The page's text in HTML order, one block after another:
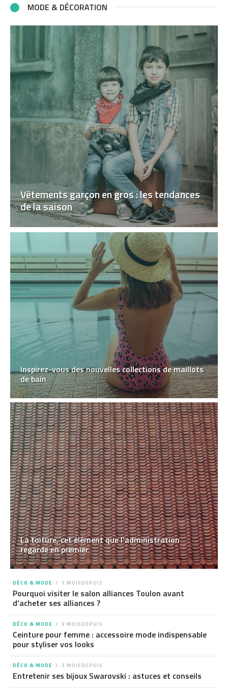
MODE & DÉCORATION
Vêtements garçon en gros : les tendances
de la saison
Inspirez-vous des nouvelles collections de maillots
de bain
La toiture, cet élément que l’administration
regarde en premier
DÉCO & MODE 1 MOISDEPUIS
Pourquoi visiter le salon alliances Toulon avant
d’acheter ses alliances ?
DÉCO & MODE 3 MOISDEPUIS
Ceinture pour femme : accessoire mode indispensable
pour styliser vos looks
DÉCO & MODE 3 MOISDEPUIS
Entretenir ses bijoux Swarovski : astuces et conseils